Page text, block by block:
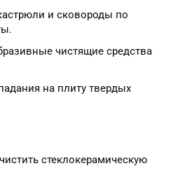
и сковороды по
чистящие средства
на плиту твердых
стеклокерамическую